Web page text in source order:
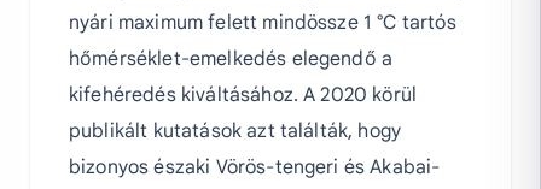
nyári maximum felett mindössze 1 °C tartós
hőmérséklet-emelkedés elegendő a
kifehéredés kiváltásához. A 2020 körül
publikált kutatások azt találták, hogy
bizonyos északi Vörös-tengeri és Akabai-